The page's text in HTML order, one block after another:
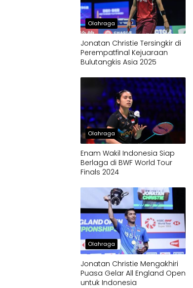
Olahraga
Jonatan Christie Tersingkir di
Perempatfinal Kejuaraan
Bulutangkis Asia 2025
Olahraga
Enam Wakil Indonesia Siap
Berlaga di BWF World Tour
Finals 2024
Olahraga
Jonatan Christie Mengakhiri
Puasa Gelar All England Open
untuk Indonesia